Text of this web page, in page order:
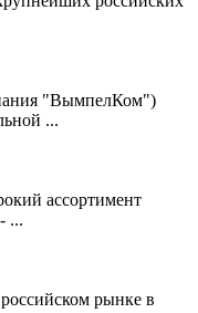
"ВымпелКом")
...
ассортимент
...
рынке в